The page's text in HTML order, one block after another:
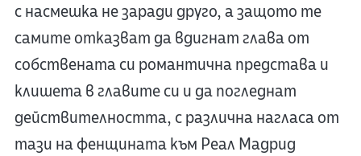
с насмешка не заради друго, а защото те
самите отказват да вдигнат глава от
собствената си романтична представа и
клишета в главите си и да погледнат
действителността, с различна нагласа от
тази на фенщината към Реал Мадрид